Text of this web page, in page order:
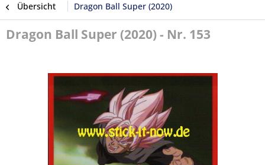
Übersicht Dragon Ball Super (2020)
Dragon Ball Super (2020) - Nr. 153